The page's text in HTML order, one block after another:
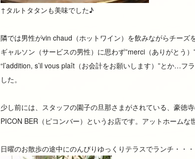
↑タルトタタンも美味でした♪
隣では男性がvin chaud（ホットワイン）を飲みながらチーズ
ギャルソン（サービスの男性）に思わず”merci（ありがとう）
“l’addition, s’il vous plaît（お会計をお願いします）”とか…フ
した。
少し前には、スタッフの園子の旦那さまがされている、豪徳
PICON BER（ピコンバー）というお店です。アットホームな
日曜のお散歩の途中にのんびりゆっくりテラスでランチ・・・